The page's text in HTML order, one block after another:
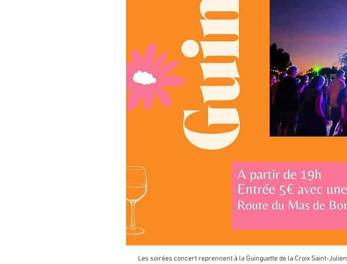
Les soirées concert reprennent à la Guinguette de la Croix Saint-Julien